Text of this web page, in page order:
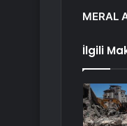
MERAL
İlgili